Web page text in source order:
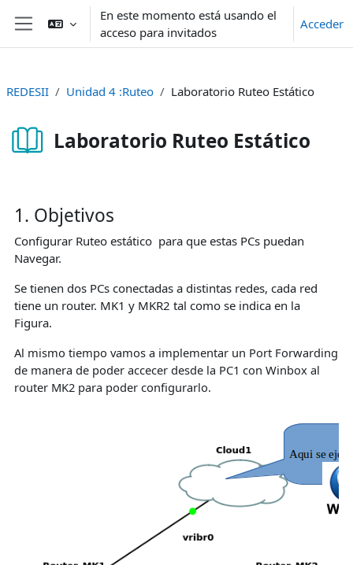
Salta al contenido principal
Panel lateral
En este momento está usando el
acceso para invitados
Acceder
REDESII Unidad 4 :Ruteo Laboratorio Ruteo Estático
Laboratorio Ruteo Estático
1. Objetivos
Configurar Ruteo estático para que estas PCs puedan
Navegar.
Se tienen dos PCs conectadas a distintas redes, cada red
tiene un router. MK1 y MKR2 tal como se indica en la
Figura.
Al mismo tiempo vamos a implementar un Port Forwarding
de manera de poder accecer desde la PC1 con Winbox al
router MK2 para poder configurarlo.